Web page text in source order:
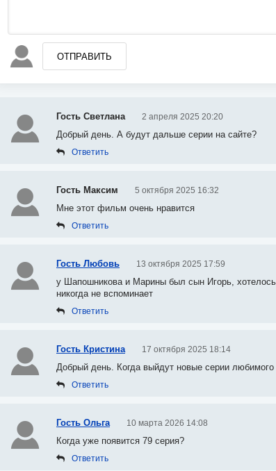
ОТПРАВИТЬ
Гость Светлана 2 апреля 2025 20:20
Добрый день. А будут дальше серии на сайте?
Ответить
Гость Максим 5 октября 2025 16:32
Мне этот фильм очень нравится
Ответить
Гость Любовь 13 октября 2025 17:59
у Шапошникова и Марины был сын Игорь, х
никогда не вспоминает
Ответить
Гость Кристина 17 октября 2025 18:14
Добрый день. Когда выйдут новые серии
Ответить
Гость Ольга 10 марта 2026 14:08
Когда уже появится 79 серия?
Ответить